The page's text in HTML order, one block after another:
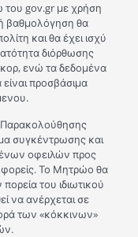
του gov.gr με χρήση
βαθμολόγηση θα
και θα έχει ισχύ
διόρθωσης
ενώ τα δεδομένα
προσβάσιμα
Παρακολούθησης
συγκέντρωσης και
οφειλών προς
φορείς. Το Μητρώο θα
του ιδιωτικού
να ανέρχεται σε
των «κόκκινων»